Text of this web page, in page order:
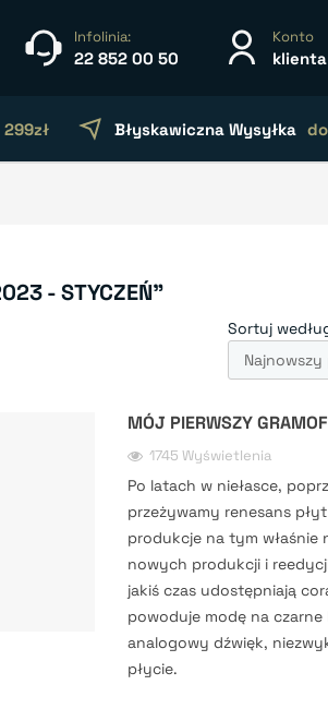
Infolinia:
22 852 00 50
Konto
klienta
Błyskawiczna Wysyłka
- STYCZEŃ"
Sortuj
MÓJ PIERWSZY
1745 Wyświetlenia
Po latach w niełasce,
przeżywamy renesans
produkcje na tym
nowych produkcji i
jakiś czas udostępniają
powoduje modę na
analogowy dźwięk,
płycie.